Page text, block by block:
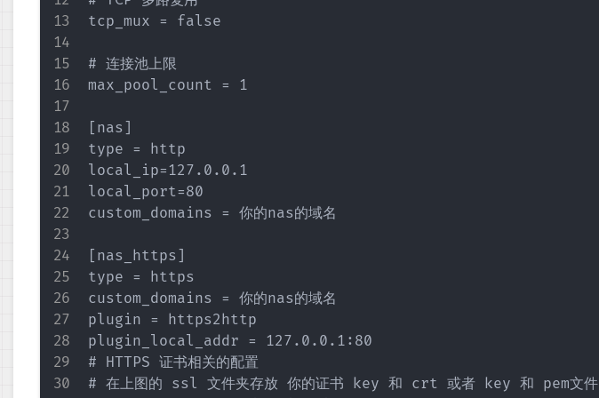
tcp_mux = false
# 连接池上限
max_pool_count = 1
[nas]
type = http
local_ip=127.0.0.1
local_port=80
custom_domains = 你的nas的域名
[nas_https]
type = https
custom_domains = 你的nas的域名
plugin = https2http
plugin_local_addr = 127.0.0.1:80
# HTTPS 证书相关的配置
# 在上图的 ssl 文件夹存放 你的证书 key 和 crt 或者 key 和 pem文件